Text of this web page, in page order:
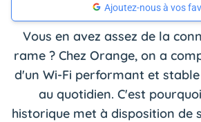
Ajoutez-nous à vos
Vous en avez assez de la
rame ? Chez Orange, on a
d'un Wi-Fi performant et
au quotidien. C'est
historique met à disposition de